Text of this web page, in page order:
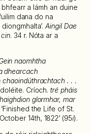
bhfearr a lámh an duine
dana do na
Aingil Dae
. 34 r. Nóta ar a
naomhtha
dhearcach
. . .
Críoch.tré pháis
glormhar, mar
the Life of St.
14th, 1822’ (95i).